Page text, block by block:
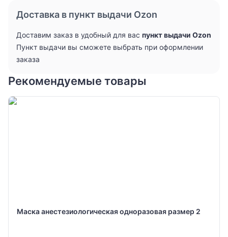
Доставка в пункт выдачи Ozon
Доставим заказ в удобный для вас пункт выдачи Ozon
Пункт выдачи вы сможете выбрать при оформлении
заказа
Рекомендуемые товары
Маска анестезиологическая одноразовая размер 2